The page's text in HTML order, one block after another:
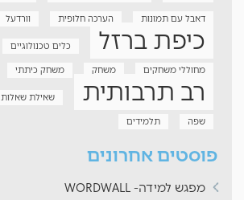
דאבל עם תמונות
הערכה חלופית וורדעל
כיפת ברזל כלים טכנולוגיים
מחוללי משחקים
משחק משחק כיתתי
רב תרבותית שאילת שאלות
שפה
תלמידים
פוסטים אחרונים
מפגש למידה- WORDWALL